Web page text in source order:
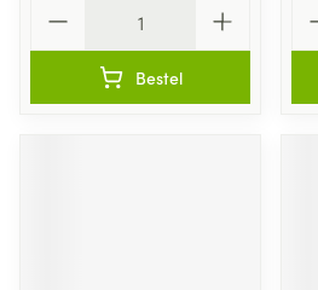
Bestel